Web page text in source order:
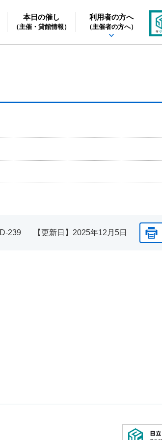
本日の催し
（主催・貸館情報）
利用者の方へ
（主催者の方へ）
D-239 【更新日】 2025年12月5日